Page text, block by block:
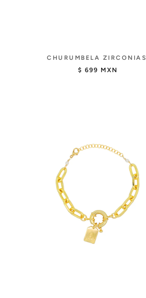
CHURUMBELA ZIRCONIAS
$ 699 MXN